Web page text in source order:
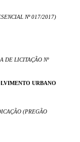
Nº 017/2017)
DE LICITAÇÃO Nº
URBANO
(PREGÃO